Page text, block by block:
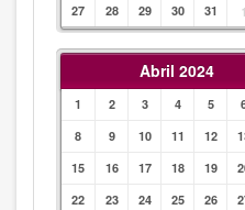
27
28 29 30 31 1
Abril 2024
1 2 3 4 5
8
9 10 11 12
15
16 17 18 19
22
23 24 25 26